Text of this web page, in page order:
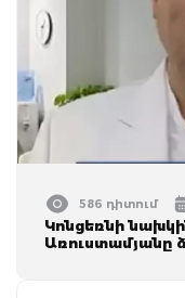
586 դիտում
Կոնցեռնի
Առուստամյանը